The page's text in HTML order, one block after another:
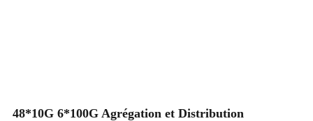
48*10G 6*100G Agrégation et Distribution